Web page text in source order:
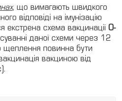
, що вимагають швидкого
відповіді на імунізацію
екстрена схема вакцинації 0-
даної схеми через 12
щеплення повинна бути
вакциною від